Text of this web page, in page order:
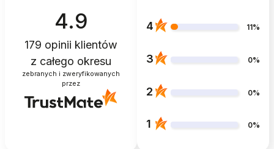
4.9
179 opinii klientów
z całego okresu
zebranych i zweryfikowanych
przez
4 11%
3 0%
2 0%
1 0%